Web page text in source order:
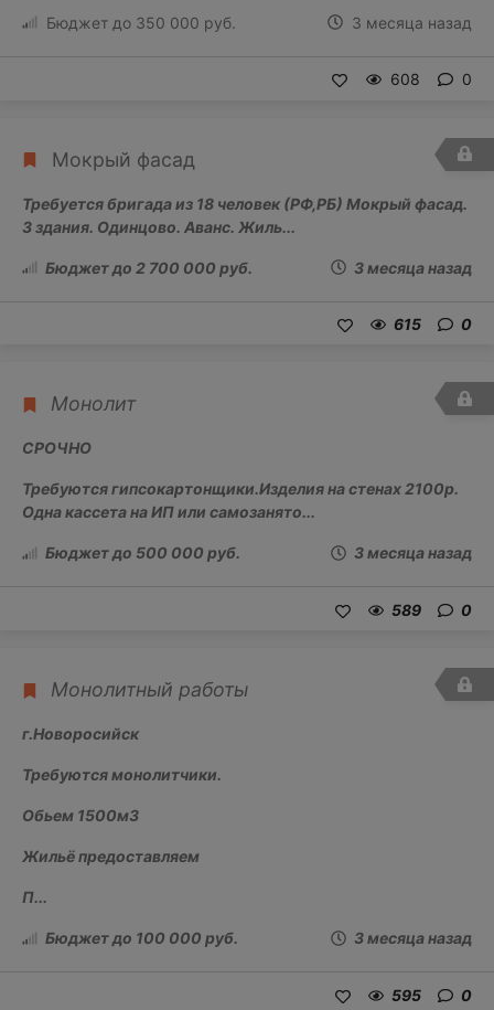
3 месяца назад
Бюджет до 350 000 руб.
608 0
Мокрый фасад
Требуется бригада из 18 человек (РФ,РБ) Мокрый фасад.
3 здания. Одинцово. Аванс. Жиль...
3 месяца назад
Бюджет до 2 700 000 руб.
615 0
Монолит
СРОЧНО
Требуются гипсокартонщики.Изделия на стенах 2100р.
Одна кассета на ИП или самозанято...
3 месяца назад
Бюджет до 500 000 руб.
589 0
Монолитный работы
г.Новоросийск
Требуются монолитчики.
Обьем 1500м3
Жильё предоставляем
П...
3 месяца назад
Бюджет до 100 000 руб.
595 0